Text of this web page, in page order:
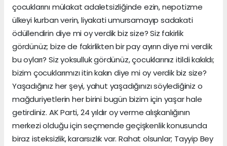
çocuklarını mülakat adaletsizliğinde ezin, nepotizme
ülkeyi kurban verin, liyakati umursamayıp sadakati
ödüllendirin diye mi oy verdik biz size? Siz fakirlik
gördünüz; bize de fakirlikten bir pay ayırın diye mi verdik
bu oyları? Siz yoksulluk gördünüz, çocuklarınız itildi kakıldı;
bizim çocuklarımızı itin kakın diye mi oy verdik biz size?
Yaşadığınız her şeyi, yahut yaşadığınızı söylediğiniz o
mağduriyetlerin her birini bugün bizim için yaşar hale
getirdiniz. AK Parti, 24 yıldır oy verme alışkanlığının
merkezi olduğu için seçmende geçişkenlik konusunda
biraz isteksizlik, kararsızlık var. Rahat olsunlar; Tayyip Bey